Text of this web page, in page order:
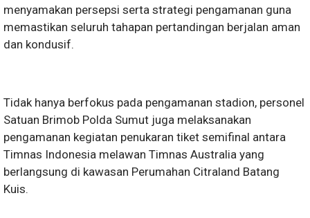
menyamakan persepsi serta strategi pengamanan guna
memastikan seluruh tahapan pertandingan berjalan aman
dan kondusif.
Tidak hanya berfokus pada pengamanan stadion, personel
Satuan Brimob Polda Sumut juga melaksanakan
pengamanan kegiatan penukaran tiket semifinal antara
Timnas Indonesia melawan Timnas Australia yang
berlangsung di kawasan Perumahan Citraland Batang
Kuis.